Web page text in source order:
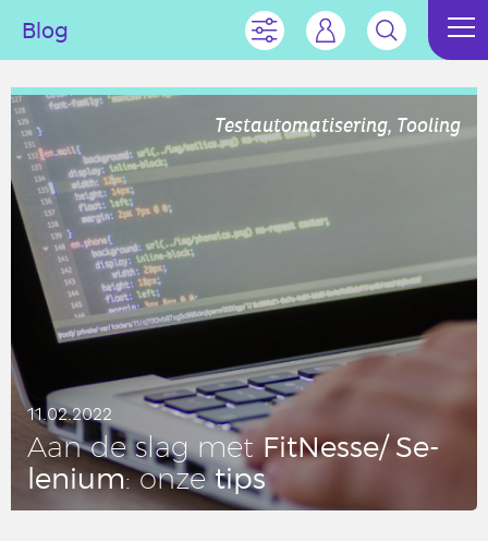
Blog
Testautomatisering, Tooling
11.02.2022
Aan de slag metFit­Nes­se/ Se­
le­ni­um: onzetips